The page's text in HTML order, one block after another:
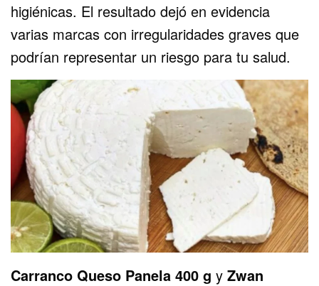
higiénicas. El resultado dejó en evidencia
varias marcas con irregularidades graves que
podrían representar un riesgo para tu salud.
Carranco Queso Panela 400 g yZwan